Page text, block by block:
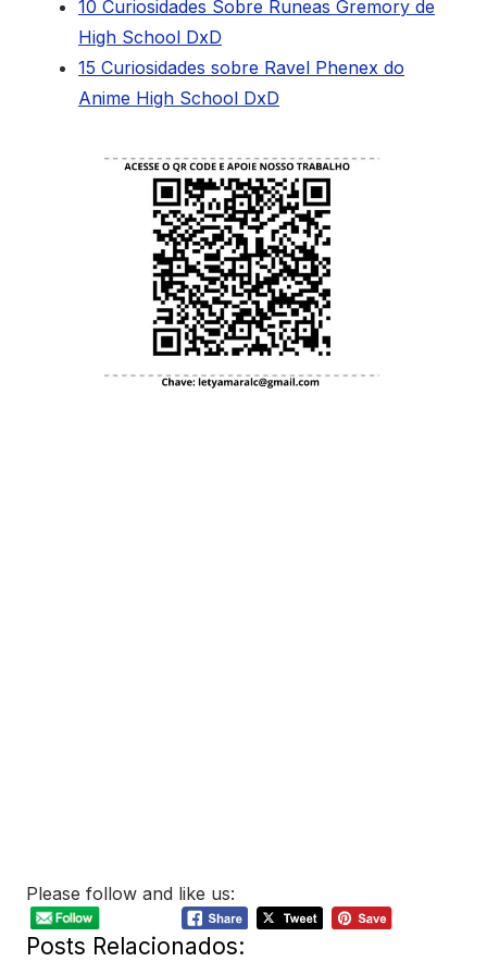
10 Curiosidades Sobre Runeas Gremory de
High School DxD
15 Curiosidades sobre Ravel Phenex do
Anime High School DxD
Please follow and like us:
Posts Relacionados: